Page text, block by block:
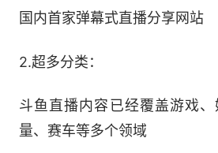
国内首家弹幕式直播分享网站
2.超多分类：
斗鱼直播内容已经覆盖游戏
量、赛车等多个领域